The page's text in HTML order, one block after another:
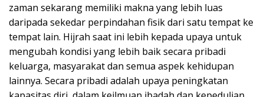
zaman sekarang memiliki makna yang lebih luas
daripada sekedar perpindahan fisik dari satu tempat ke
tempat lain. Hijrah saat ini lebih kepada upaya untuk
mengubah kondisi yang lebih baik secara pribadi
keluarga, masyarakat dan semua aspek kehidupan
lainnya. Secara pribadi adalah upaya peningkatan